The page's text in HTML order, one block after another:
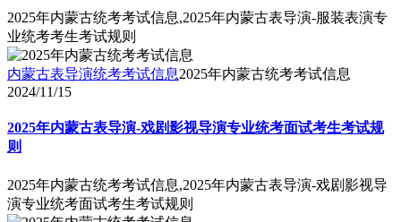
2025年内蒙古统考考试信息,2025年内蒙古表导演-服装表演专
业统考考生考试规则
内蒙古表导演统考考试信息2025年内蒙古统考考试信息
2024/11/15
2025年内蒙古表导演-戏剧影视导演专业统考面试考生考试规
则
2025年内蒙古统考考试信息,2025年内蒙古表导演-戏剧影视导
演专业统考面试考生考试规则